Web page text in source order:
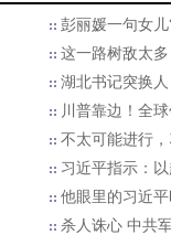
彭丽媛一句女
这一路树敌太
湖北书记突换
川普靠边！全
不太可能进行
习近平指示：
他眼里的习近
杀人诛心 中共